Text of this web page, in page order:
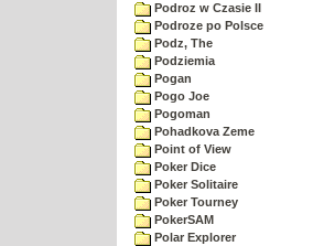
Podroz w Czasie II
Podroze po Polsce
Podz, The
Podziemia
Pogan
Pogo Joe
Pogoman
Pohadkova Zeme
Point of View
Poker Dice
Poker Solitaire
Poker Tourney
PokerSAM
Polar Explorer